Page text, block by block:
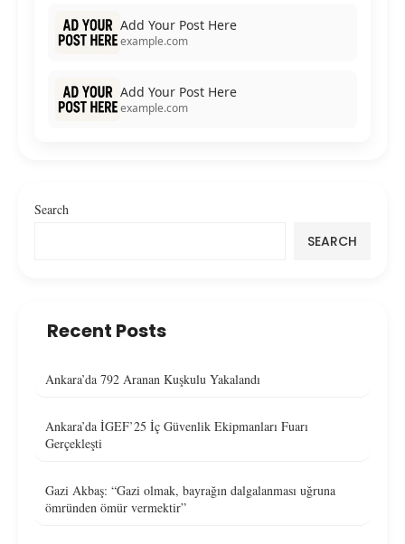
Add Your Post Here
example.com
Add Your Post Here
example.com
Search
SEARCH
Recent Posts
Ankara’da 792 Aranan Kuşkulu Yakalandı
Ankara’da İGEF’25 İç Güvenlik Ekipmanları Fuarı
Gerçekleşti
Gazi Akbaş: “Gazi olmak, bayrağın dalgalanması uğruna
ömründen ömür vermektir”